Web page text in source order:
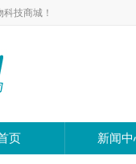
技商城！
页 新闻中